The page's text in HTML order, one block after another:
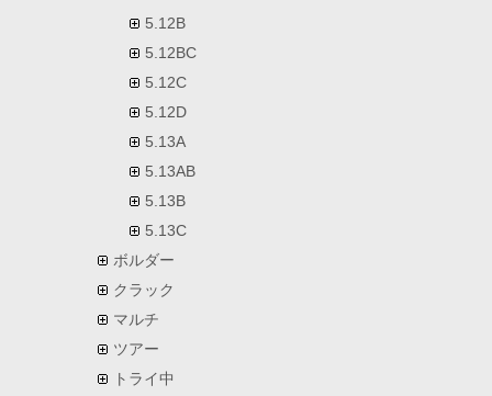
5.12B
5.12BC
5.12C
5.12D
5.13A
5.13AB
5.13B
5.13C
ボルダー
クラック
マルチ
ツアー
トライ中